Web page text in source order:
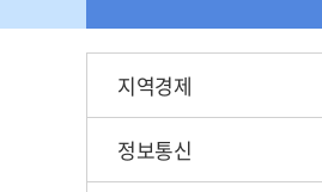
지역경제
정보통신